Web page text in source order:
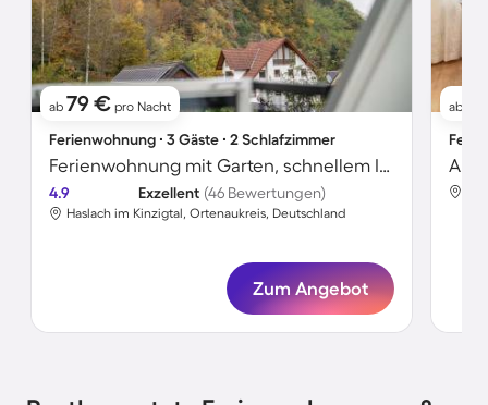
ab 79 € pro Nacht
Ferienwohnung ∙ 3 Gäste ∙ 2 Schlafzimmer
Ferienwohnung mit Garten, schnellem Internet und Grill | Bergblick | Perfekt für die Arbeit von Zuhause
4.9 Exzellent (46 Bewertungen)
Haslach im Kinzigtal, Ortenaukreis, Deutschland
Zum Angebot
ab